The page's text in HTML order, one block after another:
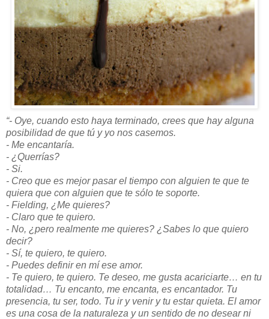
“- Oye, cuando esto haya terminado, crees que hay alguna
posibilidad de que tú y yo nos casemos.
- Me encantaría.
- ¿Querrías?
- Si.
- Creo que es mejor pasar el tiempo con alguien te que te
quiera que con alguien que te sólo te soporte.
- Fielding, ¿Me quieres?
- Claro que te quiero.
- No, ¿pero realmente me quieres? ¿Sabes lo que quiero
decir?
- Sí, te quiero, te quiero.
- Puedes definir en mí ese amor.
- Te quiero, te quiero. Te deseo, me gusta acariciarte… en tu
totalidad… Tu encanto, me encanta, es encantador. Tu
presencia, tu ser, todo. Tu ir y venir y tu estar quieta. El amor
es una cosa de la naturaleza y un sentido de no desear ni